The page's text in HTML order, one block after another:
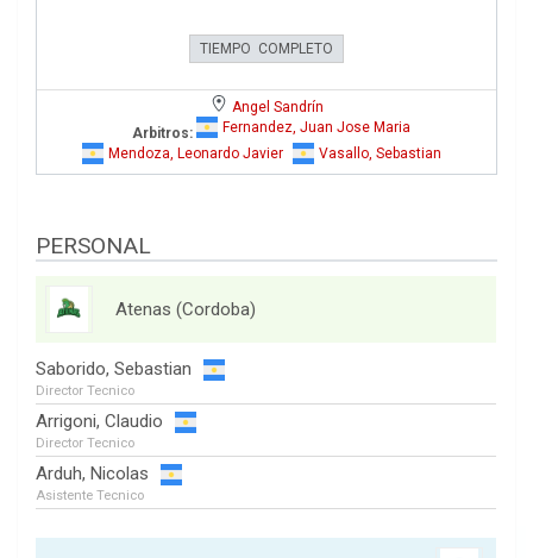
TIEMPO COMPLETO
Angel Sandrín
Arbitros:
Fernandez, Juan Jose Maria
Mendoza, Leonardo Javier
Vasallo, Sebastian
PERSONAL
Atenas (Cordoba)
Saborido, Sebastian
Director Tecnico
Arrigoni, Claudio
Director Tecnico
Arduh, Nicolas
Asistente Tecnico